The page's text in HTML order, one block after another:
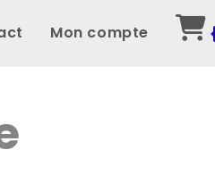
Mon compte